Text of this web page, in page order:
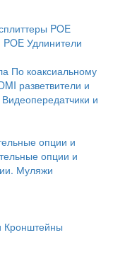
POE
POE Удлинители
По коаксиальному
разветвители и
Видеопередатчики и
опции и
опции и
Муляжи
Кронштейны